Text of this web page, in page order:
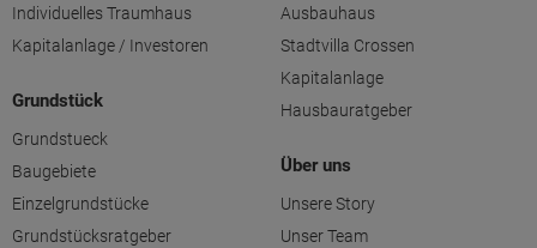
Individuelles Traumhaus
Kapitalanlage / Investoren
Grundstück
Grundstueck
Baugebiete
Einzelgrundstücke
Grundstücksratgeber
Ausbauhaus
Stadtvilla Crossen
Kapitalanlage
Hausbauratgeber
Über uns
Unsere Story
Unser Team